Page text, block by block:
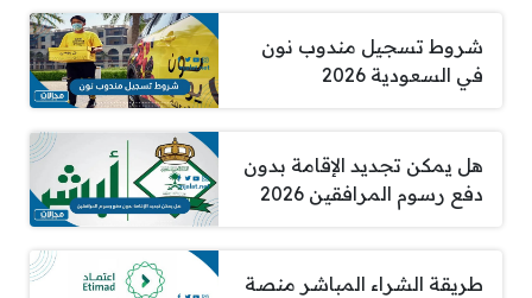
شروط تسجيل مندوب نون
في السعودية 2026
هل يمكن تجديد الإقامة بدون
دفع رسوم المرافقين 2026
طريقة الشراء المباشر منصة